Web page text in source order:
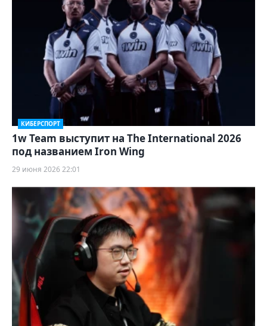
КИБЕРСПОРТ
1w Team выступит на The International 2026
под названием Iron Wing
29 июня 2026 22:01